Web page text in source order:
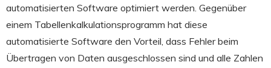
automatisierten Software optimiert werden. Gegenüber
einem Tabellenkalkulationsprogramm hat diese
automatisierte Software den Vorteil, dass Fehler beim
Übertragen von Daten ausgeschlossen sind und alle Zahlen